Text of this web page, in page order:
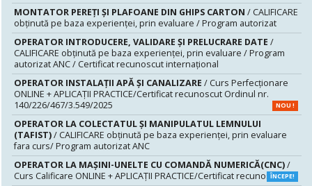
MONTATOR PEREŢI ŞI PLAFOANE DIN GHIPS CARTON / CALIFICARE
obținută pe baza experienței, prin evaluare / Program autorizat
OPERATOR INTRODUCERE, VALIDARE ȘI PRELUCRARE DATE /
CALIFICARE obținută pe baza experienței, prin evaluare / Program
autorizat ANC / Certificat recunoscut internațional
OPERATOR INSTALAȚII APĂ ȘI CANALIZARE / Curs Perfecționare
ONLINE + APLICAȚII PRACTICE/Certificat recunoscut Ordinul nr.
140/226/467/3.549/2025
NOU !
OPERATOR LA COLECTATUL ȘI MANIPULATUL LEMNULUI
(TAFIST)/ CALIFICARE obținută pe baza experienței, prin evaluare
fara curs/ Program autorizat ANC
OPERATOR LA MAȘINI-UNELTE CU COMANDĂ NUMERICĂ(CNC)/
Curs Calificare ONLINE + APLICAȚII PRACTICE/Certificat recunoscutÎNCEPE!